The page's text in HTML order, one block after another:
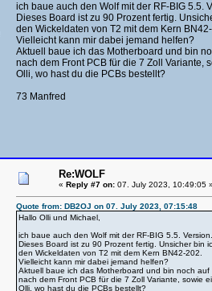
ich baue auch den Wolf mit der RF-BIG 5.5.
Dieses Board ist zu 90 Prozent fertig.
den Wickeldaten von T2 mit dem Kern
Vielleicht kann mir dabei jemand helfen?
Aktuell baue ich das Motherboard und bin
nach dem Front PCB für die 7 Zoll Variante,
Olli, wo hast du die PCBs bestellt?
73 Manfred
Re:WOLF
« Reply #7 on:07. July 2023, 10:49:05
Quote from: DB2OJ on 07. July 2023, 07:15:48
Hallo Olli und Michael,
ich baue auch den Wolf mit der RF-BIG 5.5. Version.
Dieses Board ist zu 90 Prozent fertig. Unsicher bin
den Wickeldaten von T2 mit dem Kern BN42-202.
Vielleicht kann mir dabei jemand helfen?
Aktuell baue ich das Motherboard und bin noch auf
nach dem Front PCB für die 7 Zoll Variante, sowie
Olli, wo hast du die PCBs bestellt?